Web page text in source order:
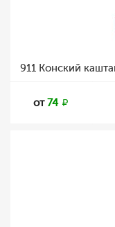
911 Конский
от74